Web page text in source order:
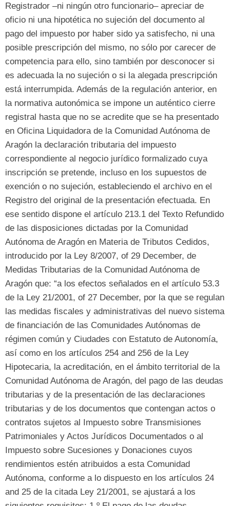
Registrador –ni ningún otro funcionario– apreciar de
oficio ni una hipotética no sujeción del documento al
pago del impuesto por haber sido ya satisfecho, ni una
posible prescripción del mismo, no sólo por carecer de
competencia para ello, sino también por desconocer si
es adecuada la no sujeción o si la alegada prescripción
está interrumpida. Además de la regulación anterior, en
la normativa autonómica se impone un auténtico cierre
registral hasta que no se acredite que se ha presentado
en Oficina Liquidadora de la Comunidad Autónoma de
Aragón la declaración tributaria del impuesto
correspondiente al negocio jurídico formalizado cuya
inscripción se pretende, incluso en los supuestos de
exención o no sujeción, estableciendo el archivo en el
Registro del original de la presentación efectuada. En
ese sentido dispone el artículo 213.1 del Texto Refundido
de las disposiciones dictadas por la Comunidad
Autónoma de Aragón en Materia de Tributos Cedidos,
introducido por la Ley 8/2007, of 29 December, de
Medidas Tributarias de la Comunidad Autónoma de
Aragón que: “a los efectos señalados en el artículo 53.3
de la Ley 21/2001, of 27 December, por la que se regulan
las medidas fiscales y administrativas del nuevo sistema
de financiación de las Comunidades Autónomas de
régimen común y Ciudades con Estatuto de Autonomía,
así como en los artículos 254 and 256 de la Ley
Hipotecaria, la acreditación, en el ámbito territorial de la
Comunidad Autónoma de Aragón, del pago de las deudas
tributarias y de la presentación de las declaraciones
tributarias y de los documentos que contengan actos o
contratos sujetos al Impuesto sobre Transmisiones
Patrimoniales y Actos Jurídicos Documentados o al
Impuesto sobre Sucesiones y Donaciones cuyos
rendimientos estén atribuidos a esta Comunidad
Autónoma, conforme a lo dispuesto en los artículos 24
and 25 de la citada Ley 21/2001, se ajustará a los